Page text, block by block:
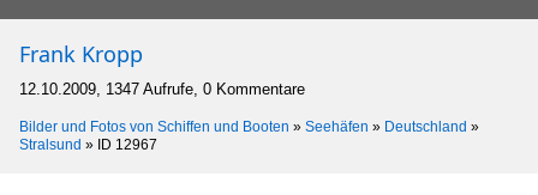
Frank Kropp
12.10.2009, 1347 Aufrufe, 0 Kommentare
Bilder und Fotos von Schiffen und Booten » Seehäfen » Deutschland »
Stralsund » ID 12967